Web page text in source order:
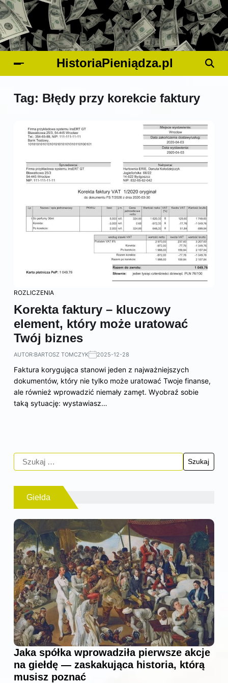
HistoriaPieniądza.pl
Tag: Błędy przy korekcie faktury
ROZLICZENIA
Korekta faktury – kluczowy
element, który może uratować
Twój biznes
AUTOR:BARTOSZ TOMCZYK 2025-12-28
Faktura korygująca stanowi jeden z najważniejszych
dokumentów, który nie tylko może uratować Twoje finanse,
ale również wprowadzić niemały zamęt. Wyobraź sobie
taką sytuację: wystawiasz…
Giełda
Jaka spółka wprowadziła pierwsze akcje
na giełdę — zaskakująca historia, którą
musisz poznać